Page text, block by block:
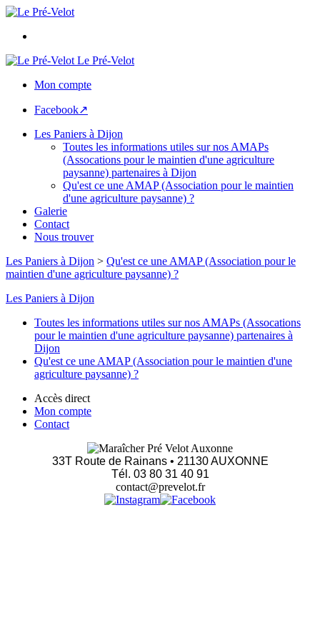
Le Pré-Velot
Mon compte
Facebook↗
Les Paniers à Dijon
Toutes les informations utiles sur nos AMAPs
(Assocations pour le maintien d'une agriculture
paysanne) partenaires à Dijon
Qu'est ce une AMAP (Association pour le maintien
d'une agriculture paysanne) ?
Galerie
Contact
Nous trouver
Les Paniers à Dijon > Qu'est ce une AMAP (Association pour le
maintien d'une agriculture paysanne) ?
Les Paniers à Dijon
Toutes les informations utiles sur nos AMAPs (Assocations
pour le maintien d'une agriculture paysanne) partenaires à
Dijon
Qu'est ce une AMAP (Association pour le maintien d'une
agriculture paysanne) ?
Accès direct
Mon compte
Contact
33T Route de Rainans • 21130 AUXONNE
Tél. 03 80 31 40 91
contact@prevelot.fr